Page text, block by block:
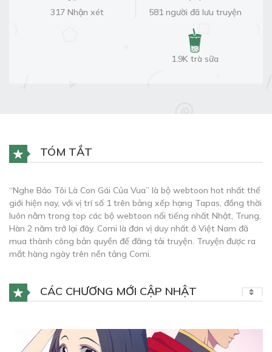
317 Nhận xét 581 người đã lưu truyện
1.9K trà sữa
TÓM TẮT
“Nghe Bảo Tôi Là Con Gái Của Vua” là bộ webtoon hot nhất thế
giới hiện nay, với vị trí số 1 trên bảng xếp hạng Tapas, đồng thời
luôn nằm trong top các bộ webtoon nổi tiếng nhất Nhật, Trung,
Hàn 2 năm trở lại đây. Comi là đơn vị duy nhất ở Việt Nam đã
mua thành công bản quyền để đăng tải truyện. Truyện được ra
mắt hàng ngày trên nền tảng Comi.
CÁC CHƯƠNG MỚI CẬP NHẬT